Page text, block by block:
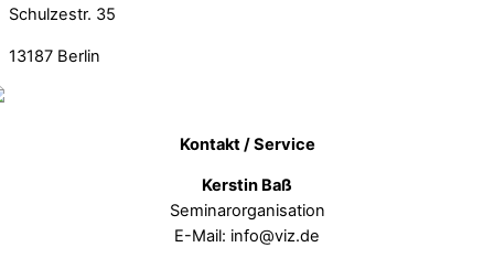
Schulzestr. 35
13187 Berlin
Kontakt / Service
Kerstin Baß
Seminarorganisation
E-Mail: info@viz.de